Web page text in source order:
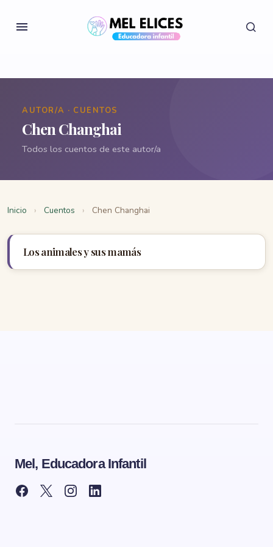
AUTOR/A · CUENTOS
Chen Changhai
Todos los cuentos de este autor/a
Inicio › Cuentos › Chen Changhai
Los animales y sus mamás
Mel, Educadora Infantil